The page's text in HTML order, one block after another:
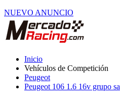
NUEVO ANUNCIO
Inicio
Vehículos de Competición
Peugeot
Peugeot 106 1.6 16v grupo sa